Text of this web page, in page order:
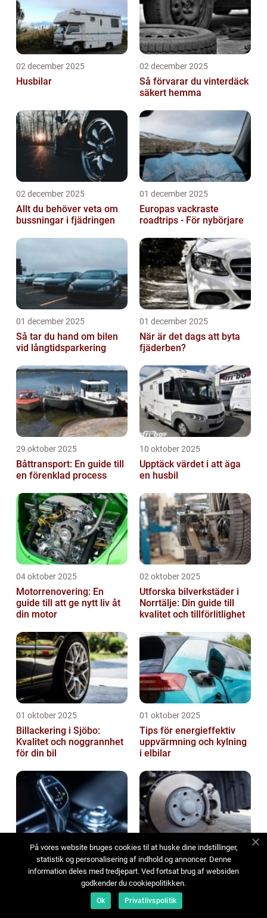
02 december 2025
Husbilar
02 december 2025
Så förvarar du vinterdäck
säkert hemma
02 december 2025
Allt du behöver veta om
bussningar i fjädringen
01 december 2025
Europas vackraste
roadtrips - För nybörjare
01 december 2025
Så tar du hand om bilen
vid långtidsparkering
01 december 2025
När är det dags att byta
fjäderben?
29 oktober 2025
Båttransport: En guide till
en förenklad process
10 oktober 2025
Upptäck värdet i att äga
en husbil
04 oktober 2025
Motorrenovering: En
guide till att ge nytt liv åt
din motor
02 oktober 2025
Utforska bilverkstäder i
Norrtälje: Din guide till
kvalitet och tillförlitlighet
01 oktober 2025
Billackering i Sjöbo:
Kvalitet och noggrannhet
för din bil
01 oktober 2025
Tips för energieffektiv
uppvärmning och kylning
i elbilar
30 september 2025
Guide: Underhåll av
automatväxellåda
30 september 2025
Bromsbeläggsbyte utan
verkstad – så gör du
På vores website bruges cookies til at huske dine indstillinger,
statistik og personalisering af indhold og annoncer. Denne
information deles med tredjepart. Ved fortsat brug af websiden
godkender du cookiepolitikken.
Ok Privatlivspolitik